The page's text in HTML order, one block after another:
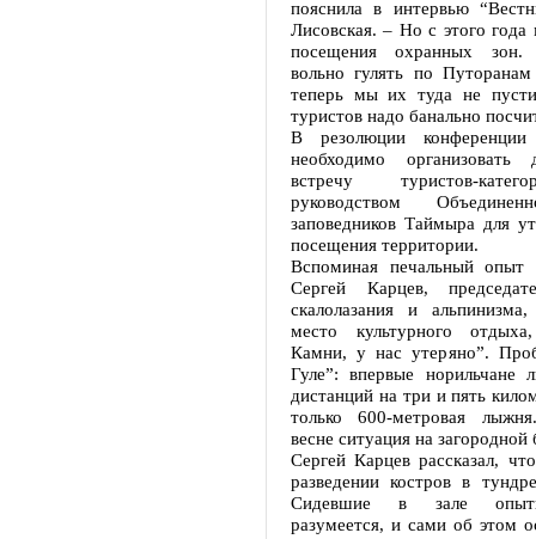
пояснила в интервью
Лисовская. – Но с этого года
посещения охранных зон.
вольно гулять по
теперь мы их туда не
туристов надо банально
В резолюции конференции
необходимо организовать
встречу туристов-
руководством
заповедников Таймыра для
посещения территории.
Вспоминая печальный опыт
Сергей Карцев,
скалолазания и
место культурного
Камни, у нас утеряно”.
Гуле”: впервые
дистанций на три и пять
только 600-метровая
весне ситуация на загородной
Сергей Карцев рассказал,
разведении костров в
Сидевшие в зале
разумеется, и сами об этом